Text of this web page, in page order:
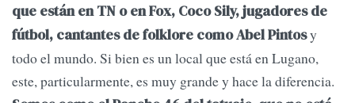
que están en TN o en Fox, Coco Sily, jugadores de
fútbol, cantantes de folklore como Abel Pintosy
todo el mundo. Si bien es un local que está en Lugano,
este, particularmente, es muy grande y hace la diferencia.